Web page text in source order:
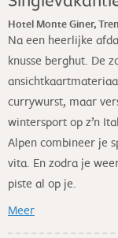
Hotel Monte Giner,
Na een heerlijke
knusse berghut. De
currywurst, maar
wintersport op z’n
Alpen combineer je
vita. En zodra je
piste al op je.
Meer